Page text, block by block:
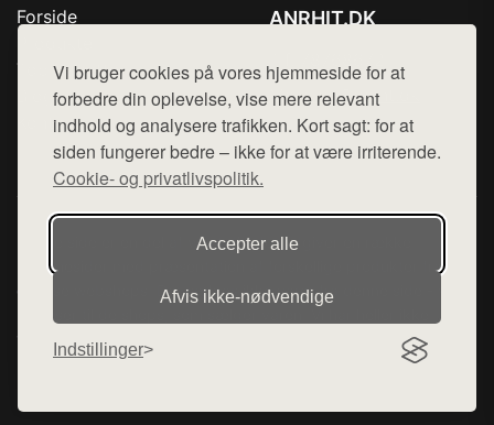
Vi bruger cookies på vores hjemmeside for at
forbedre din oplevelse, vise mere relevant
indhold og analysere trafikken. Kort sagt: for at
siden fungerer bedre – ikke for at være irriterende.
Cookie- og privatlivspolitik.
Accepter alle
Afvis ikke‑nødvendige
Indstillinger
Forside
Top Rabatter
Blog
Kontakt
ANRHIT.DK
Mail: hej@want.dk
Cookie- og privatlivspolitik
Denne side er en del af want.dk, der udgiver en række
hjemmesider med præsentation af forskellige produkter fra
diverse webshops. Der sælges ikke varer fra denne side - vi
varerne på lager.